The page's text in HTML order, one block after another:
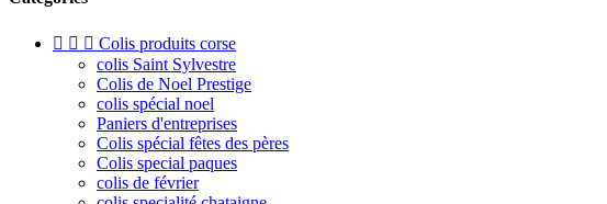
   Colis produits corse
colis Saint Sylvestre
Colis de Noel Prestige
colis spécial noel
Paniers d'entreprises
Colis spécial fêtes des pères
Colis special paques
colis de février